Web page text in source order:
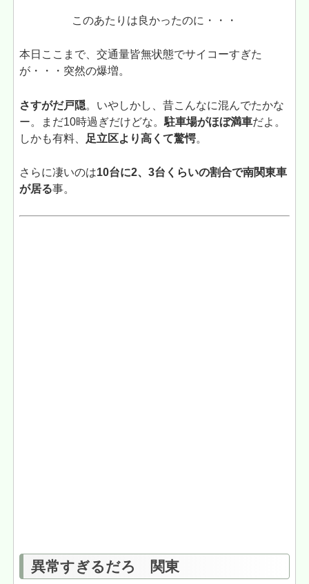
このあたりは良かったのに・・・
本日ここまで、交通量皆無状態でサイコーすぎた
が・・・突然の爆増。
さすがだ戸隠。いやしかし、昔こんなに混んでたかな
ー。まだ10時過ぎだけどな。駐車場がほぼ満車だよ。
しかも有料、
足立区より高くて驚愕。
さらに凄いのは10台に2、3台くらいの割合で南関東車
が居る事。
異常すぎるだろ 関東